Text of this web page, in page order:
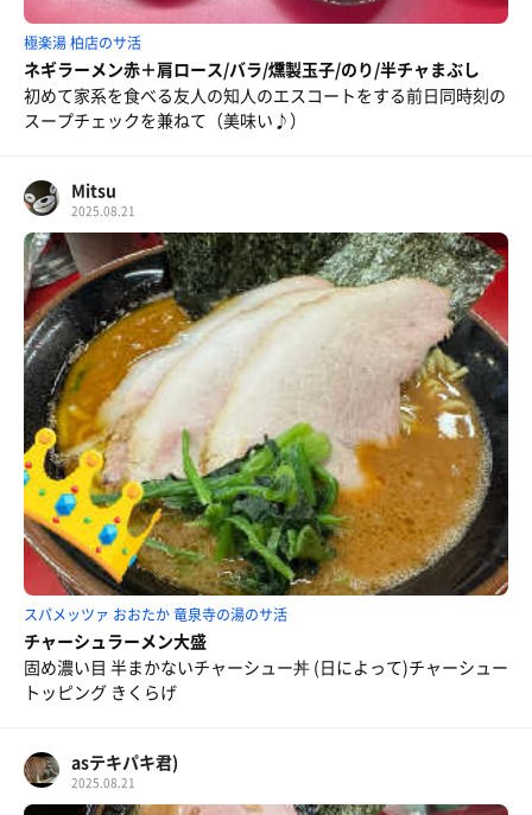
極楽湯 柏店のサ活
ネギラーメン赤＋肩ロース/バラ/燻製玉子/のり/半チャまぶし
初めて家系を食べる友人の知人のエスコートをする前日同時刻の
スープチェックを兼ねて（美味い♪）
Mitsu
2025.08.21
スパメッツァ おおたか 竜泉寺の湯のサ活
チャーシュラーメン大盛
固め濃い目 半まかないチャーシュー丼 (日によって)チャーシュー
トッピング きくらげ
asテキパキ君)
2025.08.21